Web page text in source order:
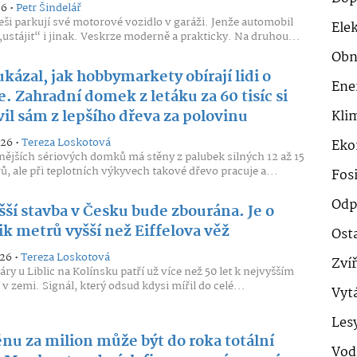
•Petr Šindelář
parkují své motorové vozidlo v garáži. Jenže automobil
i jinak. Veskrze moderně a prakticky. Na druhou...
jak hobbymarkety obírají lidi o
Zahradní domek z letáku za 60 tisíc si
sám z lepšího dřeva za polovinu
•Tereza Loskotová
sériových domků má stěny z palubek silných 12 až 15
ale při teplotních výkyvech takové dřevo pracuje a...
stavba v Česku bude zbourána. Je o
metrů vyšší než Eiffelova věž
•Tereza Loskotová
u Liblic na Kolínsku patří už více než 50 let k nejvyšším
zemi. Signál, který odsud kdysi mířil do celé...
za milion může být do roka totální